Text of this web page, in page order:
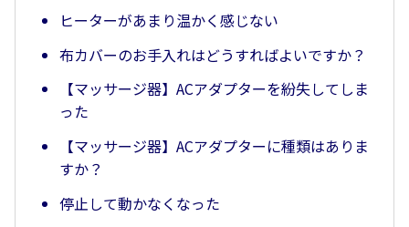
ヒーターがあまり温かく感じない
布カバーのお手入れはどうすればよいですか？
【マッサージ器】ACアダプターを紛失してしま
った
【マッサージ器】ACアダプターに種類はありま
すか？
停止して動かなくなった